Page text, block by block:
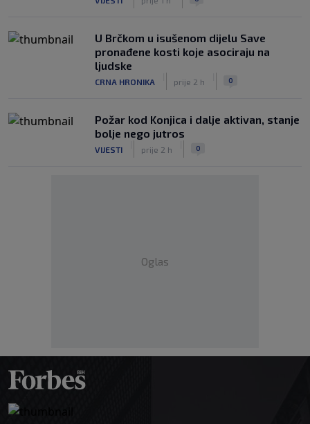
U Brčkom u isušenom dijelu Save
pronađene kosti koje asociraju na
ljudske
CRNA HRONIKA prije 2 h 0
Požar kod Konjica i dalje aktivan, stanje
bolje nego jutros
VIJESTI prije 2 h 0
Oglas